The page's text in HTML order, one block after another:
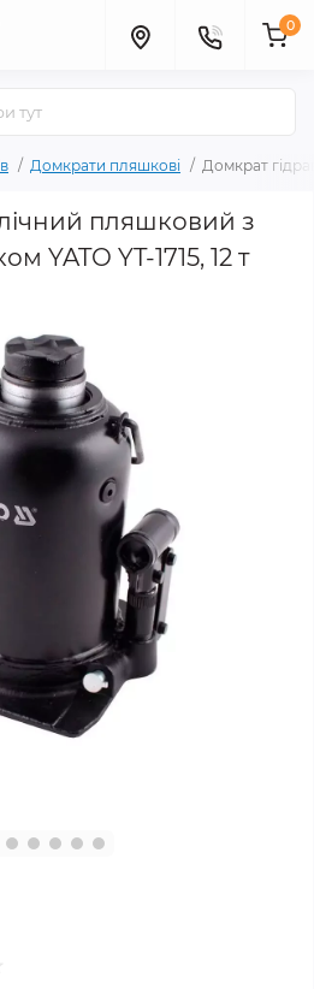
0
Домкрати пляшкові Домкрат
пляшковий з
YATO YT-1715, 12 т